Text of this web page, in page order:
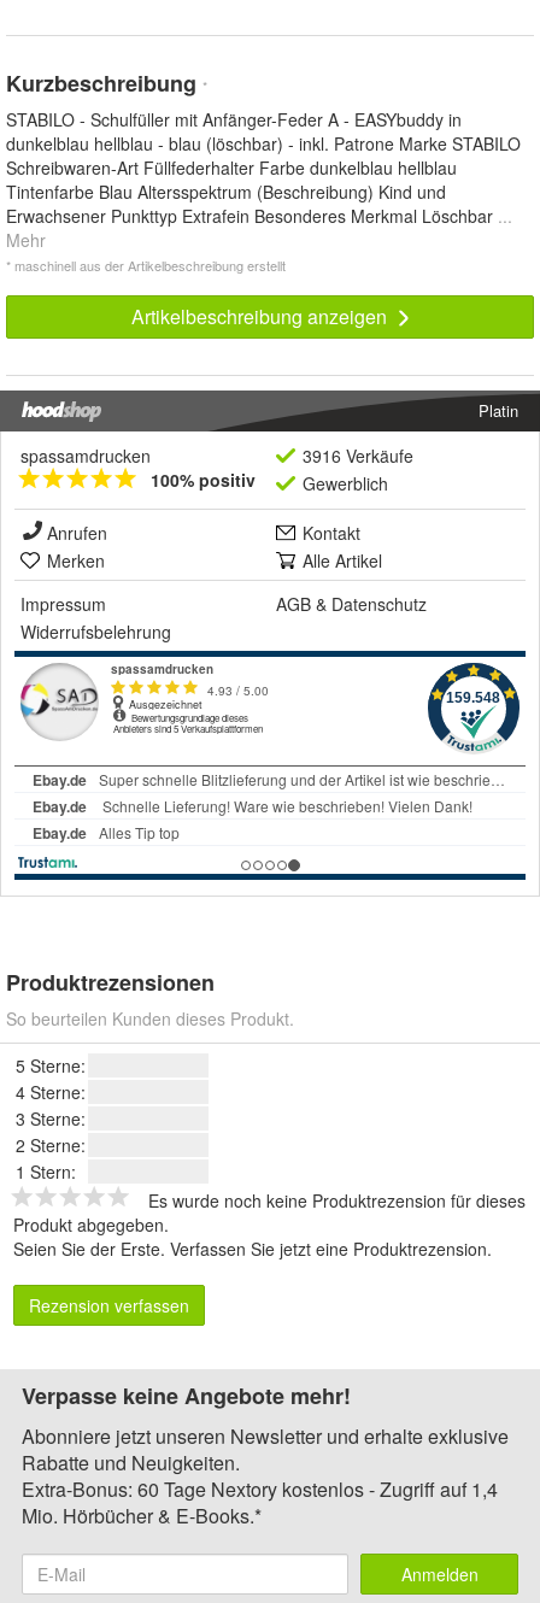
Kurzbeschreibung *
STABILO - Schulfüller mit Anfänger-Feder A - EASYbuddy in
dunkelblau hellblau - blau (löschbar) - inkl. Patrone Marke STABILO
Schreibwaren-Art Füllfederhalter Farbe dunkelblau hellblau
Tintenfarbe Blau Altersspektrum (Beschreibung) Kind und
Erwachsener Punkttyp Extrafein Besonderes Merkmal Löschbar ...
Mehr
* maschinell aus der Artikelbeschreibung erstellt
Artikelbeschreibung anzeigen
Platin
spassamdrucken
100% positiv
3916 Verkäufe
Gewerblich
Anrufen
Kontakt
Merken
Alle Artikel
Impressum
AGB & Datenschutz
Widerrufsbelehrung
Produktrezensionen
So beurteilen Kunden dieses Produkt.
5 Sterne:
4 Sterne:
3 Sterne:
2 Sterne:
1 Stern:
Es wurde noch keine Produktrezension für dieses
Produkt abgegeben.
Seien Sie der Erste. Verfassen Sie jetzt eine Produktrezension.
Rezension verfassen
Verpasse keine Angebote mehr!
Abonniere jetzt unseren Newsletter und erhalte exklusive
Rabatte und Neuigkeiten.
Extra-Bonus: 60 Tage Nextory kostenlos - Zugriff auf 1,4
Mio. Hörbücher & E-Books.*
Anmelden